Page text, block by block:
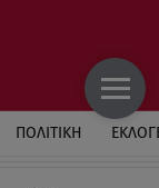
ΠΟΛΙΤΙΚΗ